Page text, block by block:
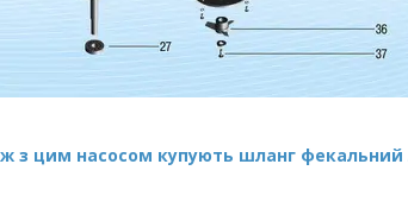
з цим насосом купують шланг фекальний